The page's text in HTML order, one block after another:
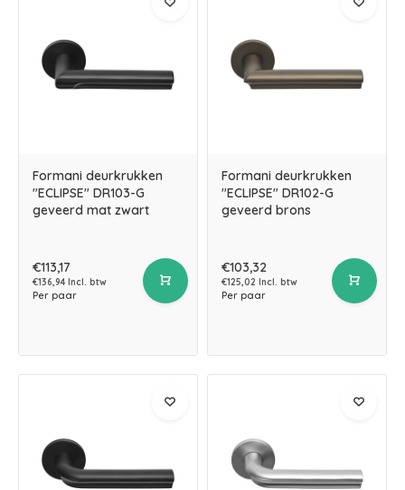
Formani deurkrukken
"ECLIPSE" DR103-G
geveerd mat zwart
€113,17
€136,94 Incl. btw
Per paar
Formani deurkrukken
"ECLIPSE" DR102-G
geveerd brons
€103,32
€125,02 Incl. btw
Per paar